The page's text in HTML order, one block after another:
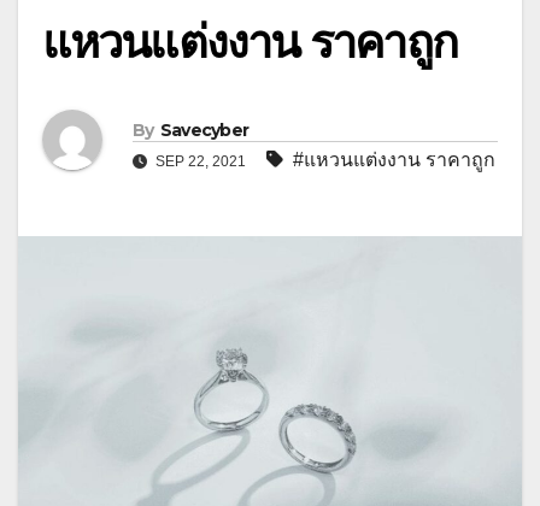
แหวนแต่งงาน ราคาถูก
By Savecyber
SEP 22, 2021 #แหวนแต่งงาน ราคาถูก